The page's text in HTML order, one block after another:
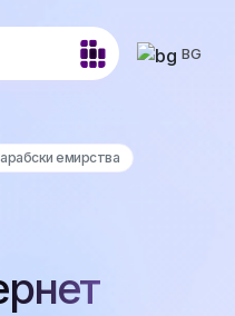
BG
емирства